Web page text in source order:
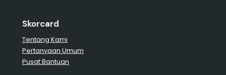
Skorcard
Tentang Kami
Pertanyaan Umum
Pusat Bantuan